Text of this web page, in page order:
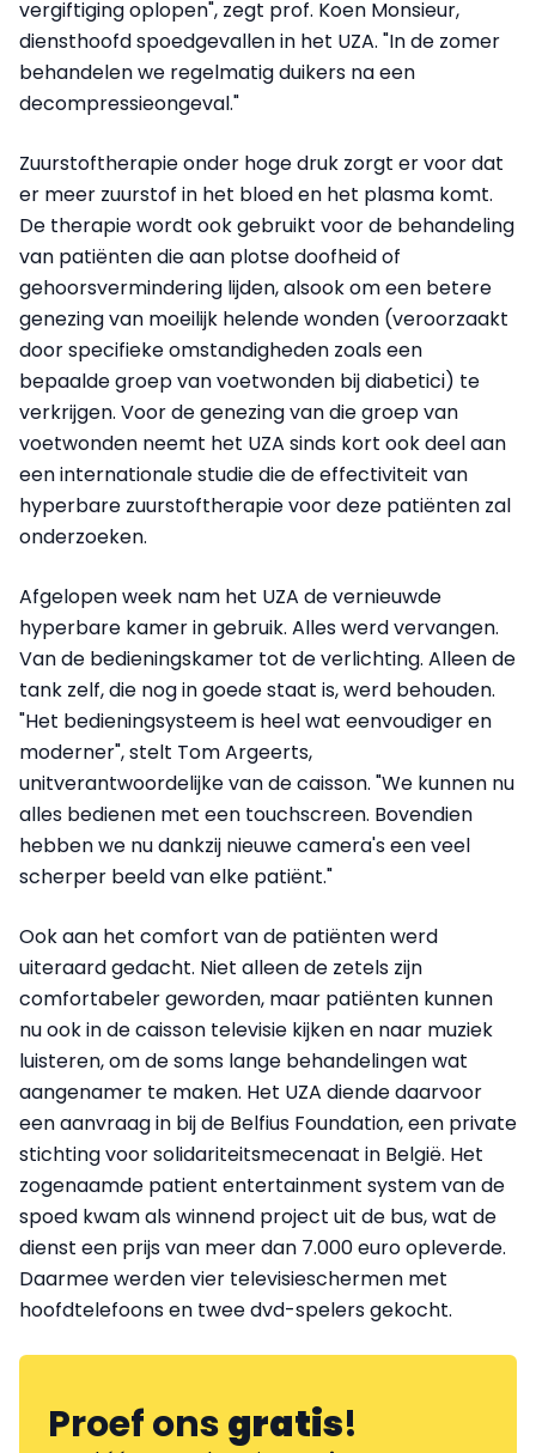
vergiftiging oplopen", zegt prof. Koen Monsieur,
diensthoofd spoedgevallen in het UZA. "In de zomer
behandelen we regelmatig duikers na een
decompressieongeval."
Zuurstoftherapie onder hoge druk zorgt er voor dat
er meer zuurstof in het bloed en het plasma komt.
De therapie wordt ook gebruikt voor de behandeling
van patiënten die aan plotse doofheid of
gehoorsvermindering lijden, alsook om een betere
genezing van moeilijk helende wonden (veroorzaakt
door specifieke omstandigheden zoals een
bepaalde groep van voetwonden bij diabetici) te
verkrijgen. Voor de genezing van die groep van
voetwonden neemt het UZA sinds kort ook deel aan
een internationale studie die de effectiviteit van
hyperbare zuurstoftherapie voor deze patiënten zal
onderzoeken.
Afgelopen week nam het UZA de vernieuwde
hyperbare kamer in gebruik. Alles werd vervangen.
Van de bedieningskamer tot de verlichting. Alleen de
tank zelf, die nog in goede staat is, werd behouden.
"Het bedieningsysteem is heel wat eenvoudiger en
moderner", stelt Tom Argeerts,
unitverantwoordelijke van de caisson. "We kunnen nu
alles bedienen met een touchscreen. Bovendien
hebben we nu dankzij nieuwe camera's een veel
scherper beeld van elke patiënt."
Ook aan het comfort van de patiënten werd
uiteraard gedacht. Niet alleen de zetels zijn
comfortabeler geworden, maar patiënten kunnen
nu ook in de caisson televisie kijken en naar muziek
luisteren, om de soms lange behandelingen wat
aangenamer te maken. Het UZA diende daarvoor
een aanvraag in bij de Belfius Foundation, een private
stichting voor solidariteitsmecenaat in België. Het
zogenaamde patient entertainment system van de
spoed kwam als winnend project uit de bus, wat de
dienst een prijs van meer dan 7.000 euro opleverde.
Daarmee werden vier televisieschermen met
hoofdtelefoons en twee dvd-spelers gekocht.
Proef onsgratis!